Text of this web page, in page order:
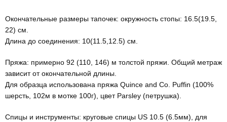
Окончательные размеры тапочек: окружность стопы: 16.5(19.5,
22) см.
Длина до соединения: 10(11.5,12.5) см.
Пряжа: примерно 92 (110, 146) м толстой пряжи. Общий метраж
зависит от окончательной длины.
Для образца использована пряжа Quince and Co. Puffin (100%
шерсть, 102м в мотке 100г), цвет Parsley (петрушка).
Спицы и инструменты: круговые спицы US 10.5 (6.5мм), для